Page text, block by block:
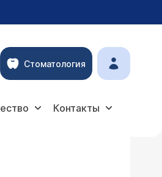
Стоматология
Контакты